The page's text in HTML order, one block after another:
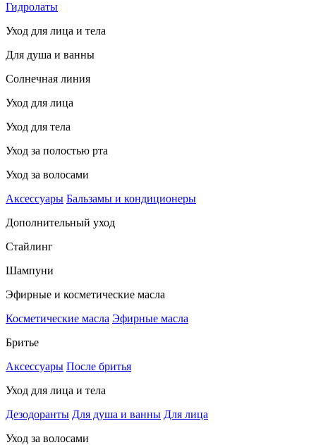
Гидролаты
Уход для лица и тела
Для душа и ванны
Солнечная линия
Уход для лица
Уход для тела
Уход за полостью рта
Уход за волосами
Аксессуары Бальзамы и кондиционеры
Дополнительный уход
Стайлинг
Шампуни
Эфирные и косметические масла
Косметические масла Эфирные масла
Бритье
Аксессуары После бритья
Уход для лица и тела
Дезодоранты Для душа и ванны Для лица
Уход за волосами